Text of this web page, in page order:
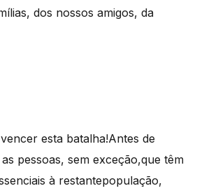
dos nossos amigos, da
esta batalha!Antes de
pessoas, sem exceção,que têm
à restantepopulação,